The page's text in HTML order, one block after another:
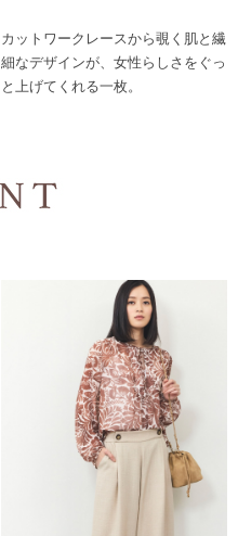
カットワークレースから覗く肌と繊
細なデザインが、女性らしさをぐっ
と上げてくれる一枚。